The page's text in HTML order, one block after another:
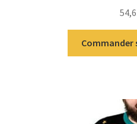
5
Commander